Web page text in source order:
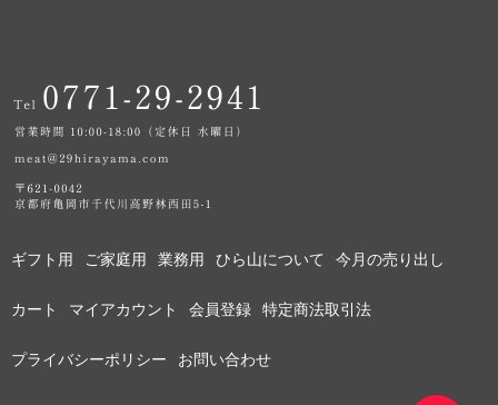
ギフト用 ご家庭用 業務用 ひら山について 今月の売り出し
カート マイアカウント 会員登録 特定商法取引法
プライバシーポリシー お問い合わせ